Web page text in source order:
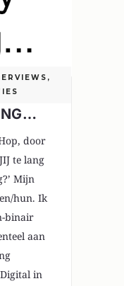
,
door
te lang
Mijn
hun. Ik
binair
aan
in